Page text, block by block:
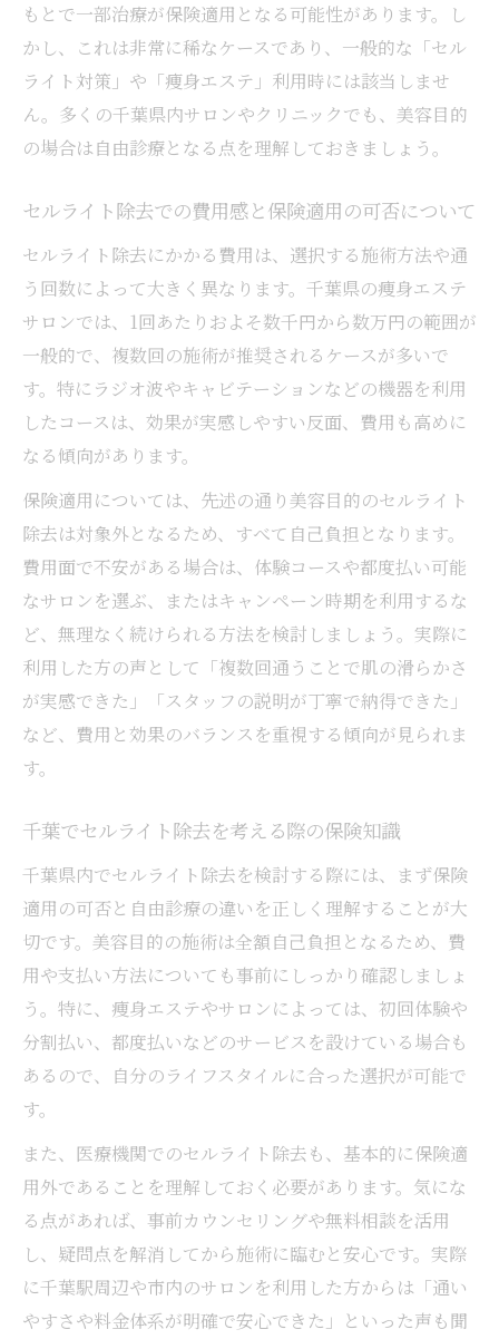
もとで一部治療が保険適用となる可能性があります。し
かし、これは非常に稀なケースであり、一般的な「セル
ライト対策」や「痩身エステ」利用時には該当しませ
ん。多くの千葉県内サロンやクリニックでも、美容目的
の場合は自由診療となる点を理解しておきましょう。
セルライト除去での費用感と保険適用の可否について
セルライト除去にかかる費用は、選択する施術方法や通
う回数によって大きく異なります。千葉県の痩身エステ
サロンでは、1回あたりおよそ数千円から数万円の範囲が
一般的で、複数回の施術が推奨されるケースが多いで
す。特にラジオ波やキャビテーションなどの機器を利用
したコースは、効果が実感しやすい反面、費用も高めに
なる傾向があります。
保険適用については、先述の通り美容目的のセルライト
除去は対象外となるため、すべて自己負担となります。
費用面で不安がある場合は、体験コースや都度払い可能
なサロンを選ぶ、またはキャンペーン時期を利用するな
ど、無理なく続けられる方法を検討しましょう。実際に
利用した方の声として「複数回通うことで肌の滑らかさ
が実感できた」「スタッフの説明が丁寧で納得できた」
など、費用と効果のバランスを重視する傾向が見られま
す。
千葉でセルライト除去を考える際の保険知識
千葉県内でセルライト除去を検討する際には、まず保険
適用の可否と自由診療の違いを正しく理解することが大
切です。美容目的の施術は全額自己負担となるため、費
用や支払い方法についても事前にしっかり確認しましょ
う。特に、痩身エステやサロンによっては、初回体験や
分割払い、都度払いなどのサービスを設けている場合も
あるので、自分のライフスタイルに合った選択が可能で
す。
また、医療機関でのセルライト除去も、基本的に保険適
用外であることを理解しておく必要があります。気にな
る点があれば、事前カウンセリングや無料相談を活用
し、疑問点を解消してから施術に臨むと安心です。実際
に千葉駅周辺や市内のサロンを利用した方からは「通い
やすさや料金体系が明確で安心できた」といった声も聞